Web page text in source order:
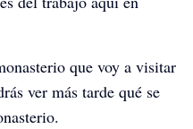
que voy a visitar
ver más tarde qué se